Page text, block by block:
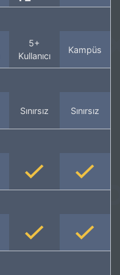
5+
Kullanıcı
Kampüs
Sınırsız Sınırsız